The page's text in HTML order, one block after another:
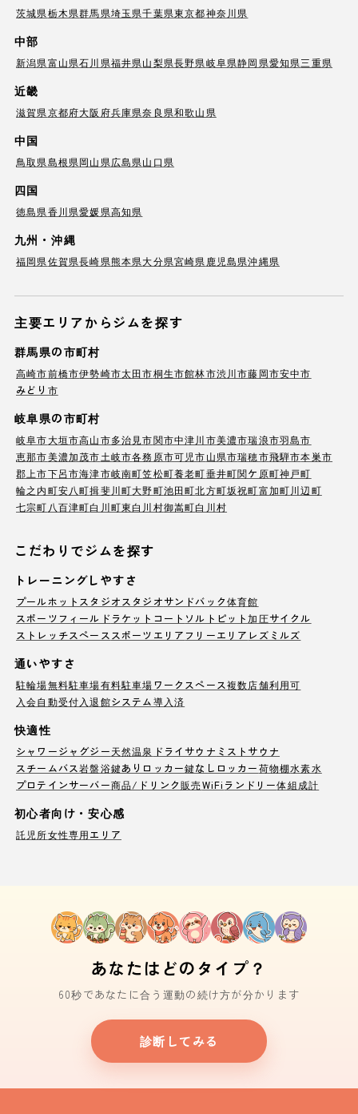
茨城県栃木県群馬県埼玉県千葉県東京都神奈川県
中部
新潟県富山県石川県福井県山梨県長野県岐阜県静岡県愛知県三重県
近畿
滋賀県京都府大阪府兵庫県奈良県和歌山県
中国
鳥取県島根県岡山県広島県山口県
四国
徳島県香川県愛媛県高知県
九州・沖縄
福岡県佐賀県長崎県熊本県大分県宮崎県 鹿児島県沖縄県
主要エリアからジムを探す
群馬県の市町村
高崎市前橋市伊勢崎市太田市桐生市館林市渋川市藤岡市安中市
みどり市
岐阜県の市町村
岐阜市大垣市高山市多治見市関市中津川市美濃市瑞浪市羽島市
恵那市美濃加茂市土岐市各務原市可児市山県市瑞穂市飛騨市本巣市
郡上市下呂市海津市岐南町笠松町養老町垂井町関ケ原町神戸町
輪之内町安八町揖斐川町大野町池田町北方町坂祝町富加町川辺町
七宗町 八百津町白川町東白川村御嵩町白川村
こだわりでジムを探す
トレーニングしやすさ
プールホットスタジオ スタジオサンドバック体育館
スポーツフィールド ラケットコート ソルトピット加圧サイクル
ストレッチスペース スポーツエリア フリーエリア レズミルズ
通いやすさ
駐輪場無料駐車場有料駐車場ワークスペース複数店舗利用可
入会自動受付 入退館システム導入済
快適性
シャワージャグジー天然温泉 ドライサウナ ミストサウナ
スチームバス岩盤浴鍵ありロッカー鍵なしロッカー荷物棚水素水
プロテインサーバー商品/ドリンク販売WiFi ランドリー体組成計
初心者向け・安心感
託児所女性専用エリア
あなたはどのタイプ？
60秒であなたに合う運動の続け方が分かります
診断してみる